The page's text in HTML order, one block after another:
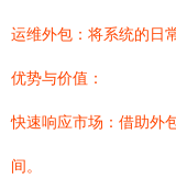
运维外包：将系统的日
优势与价值：
快速响应市场：借助外
间。